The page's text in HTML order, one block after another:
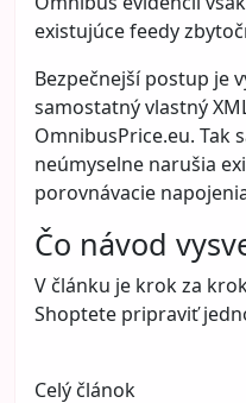
existujúce feedy
Bezpečnejší postup je
samostatný vlastný
OmnibusPrice.eu. Tak
neúmyselne narušia
porovnávacie
Čo návod
V článku je krok za
Shoptete pripraviť
Celý článok